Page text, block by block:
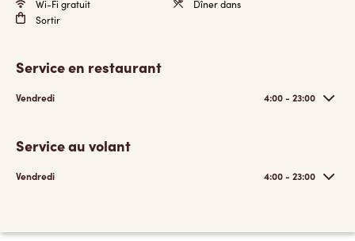
Wi-Fi gratuit
Dîner dans
Sortir
Service en restaurant
Vendredi 4:00 - 23:00
Service au volant
Vendredi 4:00 - 23:00